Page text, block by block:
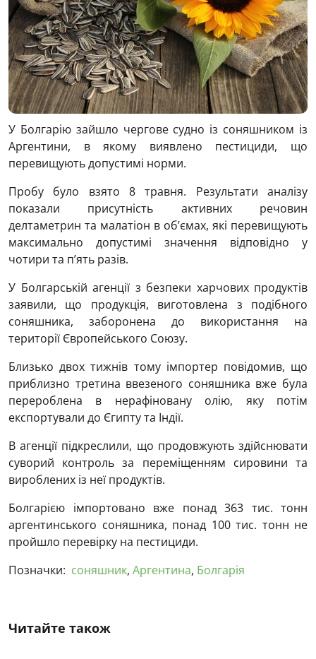
У Болгарію зайшло чергове судно із соняшником із
Аргентини, в якому виявлено пестициди, що
перевищують допустимі норми.
Пробу було взято 8 травня. Результати аналізу
показали присутність активних речовин
делтаметрин та малатіон в об’ємах, які перевищують
максимально допустимі значення відповідно у
чотири та п’ять разів.
У Болгарській агенції з безпеки харчових продуктів
заявили, що продукція, виготовлена ​​з подібного
соняшника, заборонена до використання на
території Європейського Союзу.
Близько двох тижнів тому імпортер повідомив, що
приблизно третина ввезеного соняшника вже була
перероблена в нерафіновану олію, яку потім
експортували до Єгипту та Індії.
В агенції підкреслили, що продовжують здійснювати
суворий контроль за переміщенням сировини та
вироблених із неї продуктів.
Болгарією імпортовано вже понад 363 тис. тонн
аргентинського соняшника, понад 100 тис. тонн не
пройшло перевірку на пестициди.
Позначки: соняшник, Аргентина, Болгарія
Читайте також